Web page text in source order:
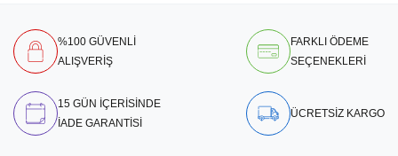
%100 GÜVENLİ
ALIŞVERİŞ
FARKLI ÖDEME
SEÇENEKLERİ
15 GÜN İÇERİSİNDE
İADE GARANTİSİ
ÜCRETSİZ KARGO